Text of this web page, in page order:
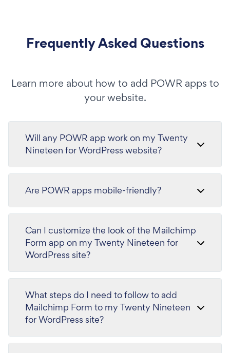
Frequently Asked Questions
Learn more about how to add POWR apps to
your website.
Will any POWR app work on my Twenty
Nineteen for WordPress website?
Are POWR apps mobile-friendly?
Can I customize the look of the Mailchimp
Form app on my Twenty Nineteen for
WordPress site?
What steps do I need to follow to add
Mailchimp Form to my Twenty Nineteen
for WordPress site?